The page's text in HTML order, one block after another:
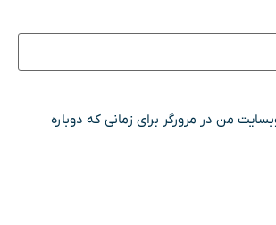
من در مرورگر برای زمانی که دوباره